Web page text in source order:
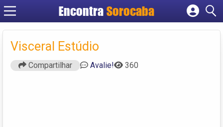
EncontraSorocaba
Cadastrar empresa
Visceral Estúdio
Compartilhar Avalie! 360